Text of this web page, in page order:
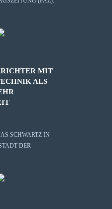
MIT
ALS
SCHWARTZ IN
DER